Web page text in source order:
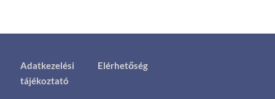
Adatkezelési
tájékoztató
Elérhetőség